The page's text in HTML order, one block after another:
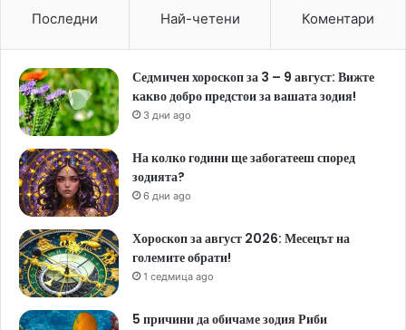
Последни Най-четени Коментари
Седмичен хороскоп за 3 – 9 август: Вижте
какво добро предстои за вашата зодия!
3 дни ago
На колко години ще забогатееш според
зодията?
6 дни ago
Хороскоп за август 2026: Месецът на
големите обрати!
1 седмица ago
5 причини да обичаме зодия Риби